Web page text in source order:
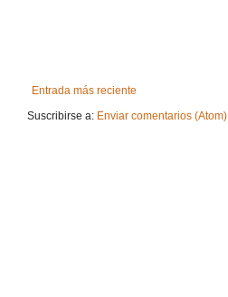
Entrada más reciente
Suscribirse a: Enviar comentarios (Atom)